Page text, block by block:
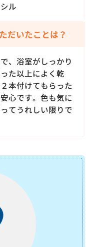
ル
だいたことは？
、浴室がしっかり
た以上によく乾
本付けてもらった
心です。色も気に
てうれしい限りで